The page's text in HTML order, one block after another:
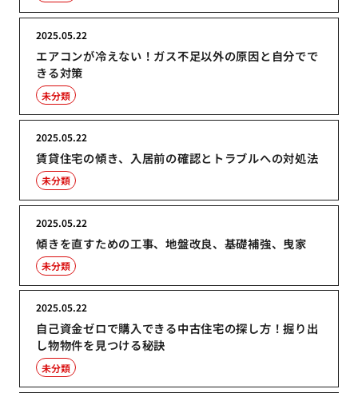
エアコンが冷えない！ガス不足以外の原因と自分でで
きる対策
2025.05.22
未分類
賃貸住宅の傾き、入居前の確認とトラブルへの対処法
2025.05.22
未分類
傾きを直すための工事、地盤改良、基礎補強、曳家
2025.05.22
未分類
自己資金ゼロで購入できる中古住宅の探し方！掘り出
し物物件を見つける秘訣
2025.05.22
未分類